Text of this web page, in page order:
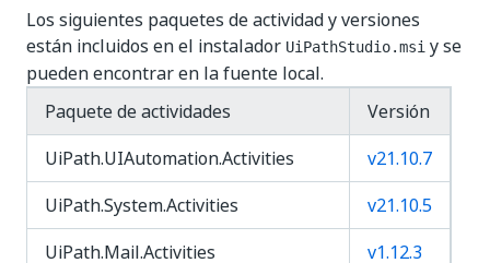
Los siguientes paquetes de actividad y versiones
están incluidos en el instalador UiPathStudio.msi y se
pueden encontrar en la fuente local.
Paquete de actividades
Versión
UiPath.UIAutomation.Activities
v21.10.7
UiPath.System.Activities
v21.10.5
UiPath.Mail.Activities
v1.12.3